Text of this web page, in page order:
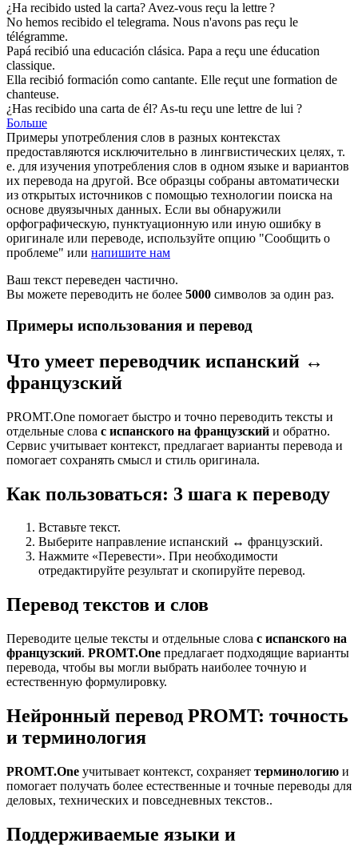
¿Ha recibido usted la carta? Avez-vous reçu la lettre ?
No hemos recibido el telegrama. Nous n'avons pas reçu le
télégramme.
Papá recibió una educación clásica. Papa a reçu une éducation
classique.
Ella recibió formación como cantante. Elle reçut une formation de
chanteuse.
¿Has recibido una carta de él? As-tu reçu une lettre de lui ?
Больше
Примеры употребления слов в разных контекстах
предоставляются исключительно в лингвистических целях, т.
е. для изучения употребления слов в одном языке и вариантов
их перевода на другой. Все образцы собраны автоматически
из открытых источников с помощью технологии поиска на
основе двуязычных данных. Если вы обнаружили
орфографическую, пунктуационную или иную ошибку в
оригинале или переводе, используйте опцию "Сообщить о
проблеме" или напишите нам
Ваш текст переведен частично.
Вы можете переводить не более 5000 символов за один раз.
Примеры использования и перевод
Что умеет переводчик испанский ↔
французский
PROMT.One помогает быстро и точно переводить тексты и
отдельные слова с испанского на французский и обратно.
Сервис учитывает контекст, предлагает варианты перевода и
помогает сохранять смысл и стиль оригинала.
Как пользоваться: 3 шага к переводу
Вставьте текст.
Выберите направление испанский ↔ французский.
Нажмите «Перевести». При необходимости
отредактируйте результат и скопируйте перевод.
Перевод текстов и слов
Переводите целые тексты и отдельные слова с испанского на
французский. PROMT.One предлагает подходящие варианты
перевода, чтобы вы могли выбрать наиболее точную и
естественную формулировку.
Нейронный перевод PROMT: точность
и терминология
PROMT.One учитывает контекст, сохраняет терминологию и
помогает получать более естественные и точные переводы для
деловых, технических и повседневных текстов..
Поддерживаемые языки и